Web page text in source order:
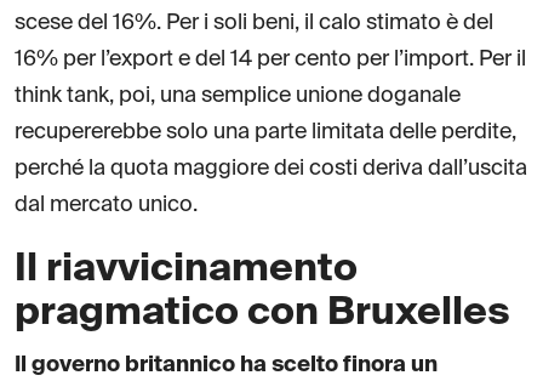
scese del 16%. Per i soli beni, il calo stimato è del
16% per l’export e del 14 per cento per l’import. Per il
think tank, poi, una semplice unione doganale
recupererebbe solo una parte limitata delle perdite,
perché la quota maggiore dei costi deriva dall’uscita
dal mercato unico.
Il riavvicinamento
pragmatico con Bruxelles
Il governo britannico ha scelto finora un